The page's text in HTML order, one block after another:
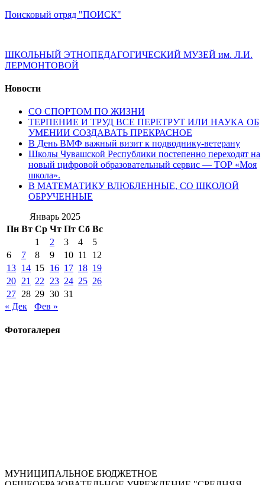
Поисковый отряд "ПОИСК"
ШКОЛЬНЫЙ ЭТНОПЕДАГОГИЧЕСКИЙ МУЗЕЙ им. Л.И.
ЛЕРМОНТОВОЙ
Новости
СО СПОРТОМ ПО ЖИЗНИ
ТЕРПЕНИЕ И ТРУД ВСЕ ПЕРЕТРУТ ИЛИ НАУКА ОБ
УМЕНИИ СОЗДАВАТЬ ПРЕКРАСНОЕ
В День ВМФ важный визит к подводнику-ветерану
Школы Чувашской Республики постепенно переходят на
новый цифровой образовательный сервис — ТОР «Моя
школа».
В МАТЕМАТИКУ ВЛЮБЛЕННЫЕ, СО ШКОЛОЙ
ОБРУЧЕННЫЕ
Январь 2025
Пн Вт Ср Чт Пт Сб Вс
1
2 3 4
5
6
7 8 9 10 11
12
13 14 15 16 17 18 19
20 21 22 23 24 25 26
27 28 29 30 31
« Дек
Фев »
Фотогалерея
МУНИЦИПАЛЬНОЕ БЮДЖЕТНОЕ